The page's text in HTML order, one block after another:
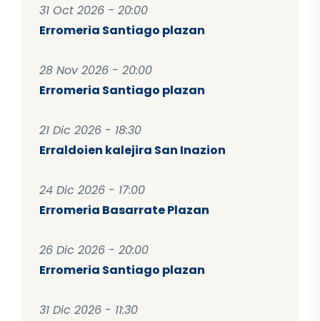
31 Oct 2026 - 20:00
Erromeria Santiago plazan
28 Nov 2026 - 20:00
Erromeria Santiago plazan
21 Dic 2026 - 18:30
Erraldoien kalejira San Inazion
24 Dic 2026 - 17:00
Erromeria Basarrate Plazan
26 Dic 2026 - 20:00
Erromeria Santiago plazan
31 Dic 2026 - 11:30